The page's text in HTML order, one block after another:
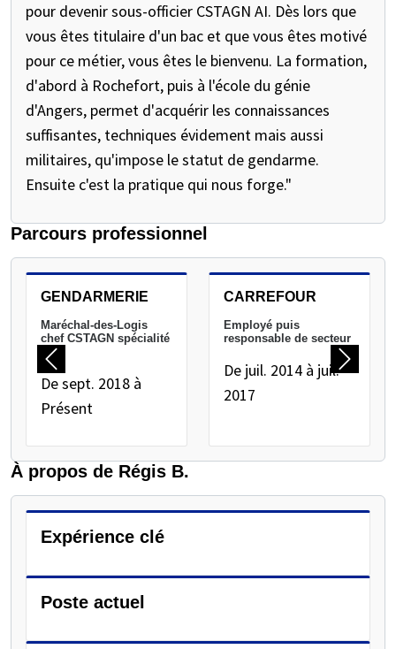
pour devenir sous-officier CSTAGN AI. Dès lors que
vous êtes titulaire d'un bac et que vous êtes motivé
pour ce métier, vous êtes le bienvenu. La formation,
d'abord à Rochefort, puis à l'école du génie
d'Angers, permet d'acquérir les connaissances
suffisantes, techniques évidement mais aussi
militaires, qu'impose le statut de gendarme.
Ensuite c'est la pratique qui nous forge."
Parcours professionnel
METTEZ EN PAUSE LE CARROUSEL SUIVANT
GENDARMERIE
Maréchal-des-Logis
chef CSTAGN spécialité
AI
De sept. 2018 à
Présent
CARREFOUR
Employé puis
responsable de secteur
De juil. 2014 à juil.
2017
Précédent Suivant
À propos de Régis B.
Expérience clé
Poste actuel